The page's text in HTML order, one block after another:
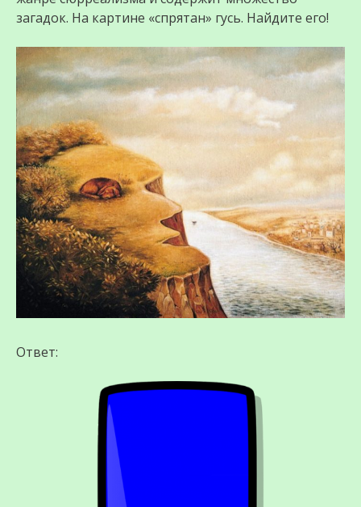
загадок. На картине «спрятан» гусь. Найдите его!
Ответ: